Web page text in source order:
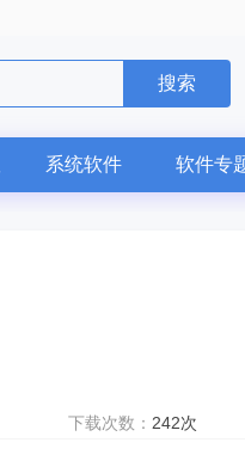
搜索
系统软件 软件专
下载次数： 242次